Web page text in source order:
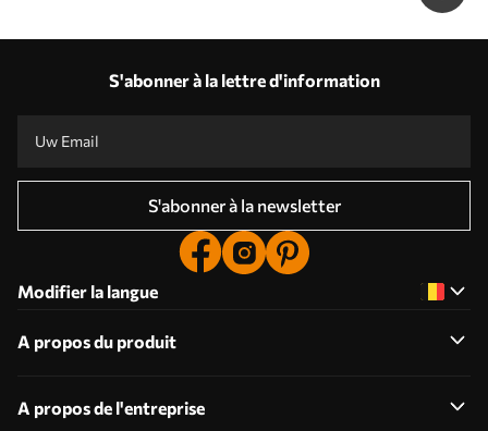
S'abonner à la lettre d'information
S'abonner à la newsletter
Modifier la langue
A propos du produit
A propos de l'entreprise